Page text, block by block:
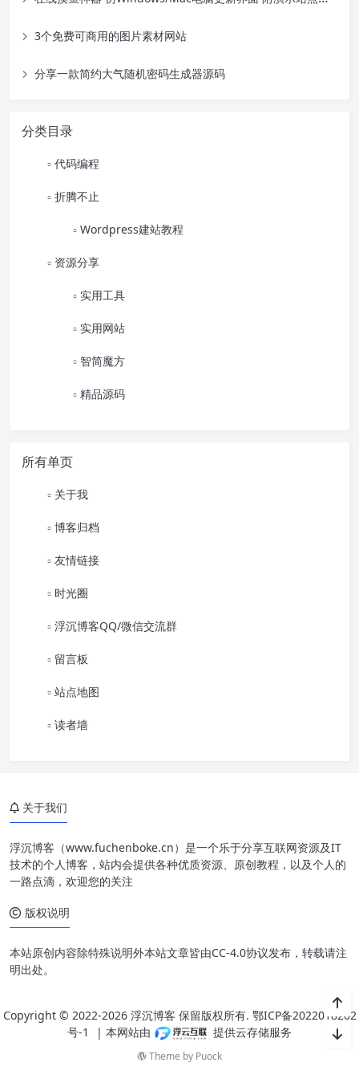
3个免费可商用的图片素材网站
分享一款简约大气随机密码生成器源码
分类目录
代码编程
折腾不止
Wordpress建站教程
资源分享
实用工具
实用网站
智简魔方
精品源码
所有单页
关于我
博客归档
友情链接
时光圈
浮沉博客QQ/微信交流群
留言板
站点地图
读者墙
关于我们
浮沉博客（www.fuchenboke.cn）是一个乐于分享互联网资源及IT
技术的个人博客，站内会提供各种优质资源、原创教程，以及个人的
一路点滴，欢迎您的关注
版权说明
本站原创内容除特殊说明外本站文章皆由CC-4.0协议发布，转载请注
明出处。
Copyright © 2022-2026 浮沉博客 保留版权所有. 鄂ICP备2022018202
号-1
| 本网站由 提供云存储服务
Theme by Puock